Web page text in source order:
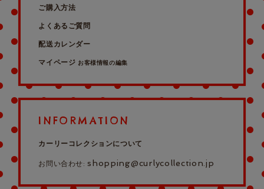
ご購入方法
よくあるご質問
配送カレンダー
マイページ お客様情報の編集
INFORMATION
カーリーコレクションについて
お問い合わせ:shopping@curlycollection.jp